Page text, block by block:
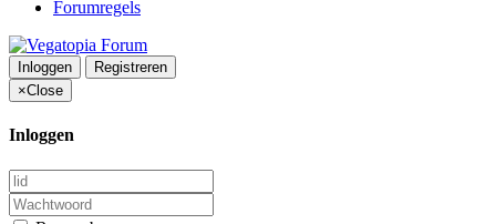
Forumregels
Inloggen
Registreren
×Close
Inloggen